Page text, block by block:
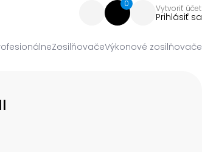
0 Vytvoriť účet
Prihlásiť sa
ZosilňovačeVýkonové zosilňovače